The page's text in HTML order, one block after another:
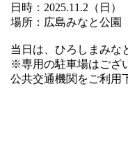
日時：2025.11.2（日
場所：広島みなと公園
当日は、ひろしまみな
※専用の駐車場はござ
公共交通機関をご利用